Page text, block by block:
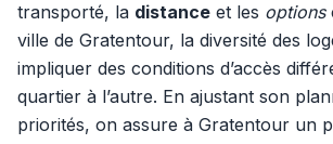
transporté, la distance et les options
ville de Gratentour, la diversité des
impliquer des conditions d’accès
quartier à l’autre. En ajustant son
priorités, on assure à Gratentour un